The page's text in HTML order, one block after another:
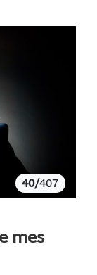
40/407
mes